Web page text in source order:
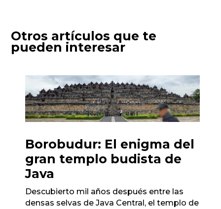
Otros artículos que te
pueden interesar
Borobudur: El enigma del
gran templo budista de
Java
Descubierto mil años después entre las
densas selvas de Java Central, el templo de